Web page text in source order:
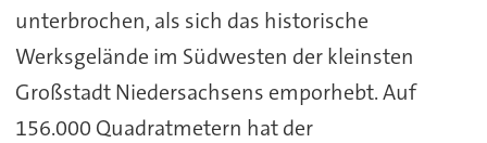
unterbrochen, als sich das historische
Werksgelände im Südwesten der kleinsten
Großstadt Niedersachsens emporhebt. Auf
156.000 Quadratmetern hat der